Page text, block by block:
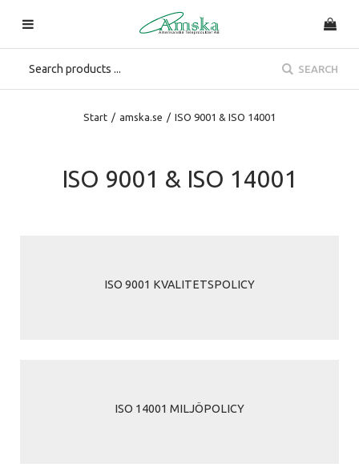
SEARCH
Start / amska.se / ISO 9001 & ISO 14001
ISO 9001 & ISO 14001
ISO 9001 KVALITETSPOLICY
ISO 14001 MILJÖPOLICY